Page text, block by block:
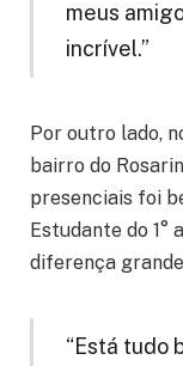
meus
incrível.”
Por outro lado,
bairro do
presenciais foi
Estudante do 1°
diferença
“Está tudo